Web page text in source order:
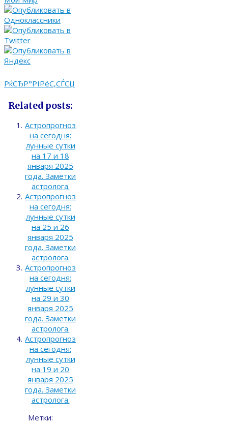
РќСЂР°РІРёС‚СЃСЏ
Related posts:
Астропрогноз
на сегодня:
лунные сутки
на 17 и 18
января 2025
года. Заметки
астролога.
Астропрогноз
на сегодня:
лунные сутки
на 25 и 26
января 2025
года. Заметки
астролога.
Астропрогноз
на сегодня:
лунные сутки
на 29 и 30
января 2025
года. Заметки
астролога.
Астропрогноз
на сегодня:
лунные сутки
на 19 и 20
января 2025
года. Заметки
астролога.
Метки: